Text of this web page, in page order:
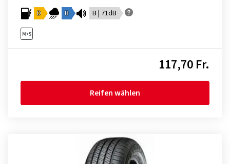
D B B | 71dB
117,70 Fr.
Reifen wählen